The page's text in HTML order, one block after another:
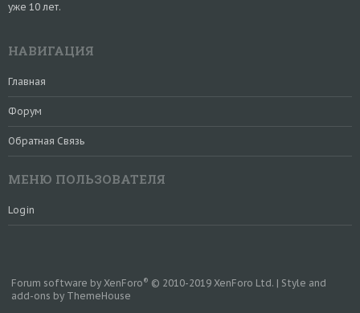
уже 10 лет.
НАВИГАЦИЯ
Главная
Форум
Обратная Связь
МЕНЮ ПОЛЬЗОВАТЕЛЯ
Login
Forum software by XenForo® © 2010-2019 XenForo Ltd. | Style and
add-ons by ThemeHouse